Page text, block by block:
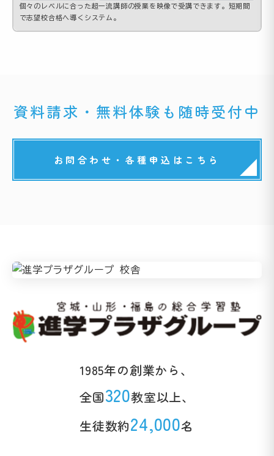
個々のレベルに合った超一流講師の授業を映像で受講できます。短期間
で志望校合格へ導くシステム。
資料請求・無料体験も随時受付中
お問合わせ・各種申込はこちら
1985年の創業から、
全国320教室以上、
生徒数約24,000名